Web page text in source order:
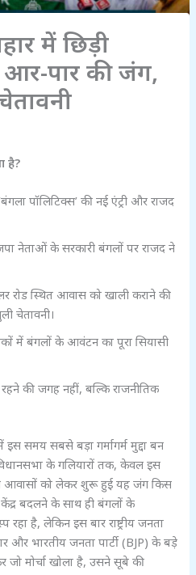
में छिड़ी
आर-पार की जंग,
है?
पॉलिटिक्स’ की नई एंट्री और राजद
नेताओं के सरकारी बंगलों पर राजद ने
रोड स्थित आवास को खाली कराने की
चेतावनी।
में बंगलों के आवंटन का पूरा सियासी
रहने की जगह नहीं, बल्कि राजनीतिक
इस समय सबसे बड़ा गर्मागर्म मुद्दा बन
के गलियारों तक, केवल इस
आवासों को लेकर शुरू हुई यह जंग किस
केंद्र बदलने के साथ ही बंगलों के
है, लेकिन इस बार राष्ट्रीय जनता
और भारतीय जनता पार्टी (BJP) के बड़े
मोर्चा खोला है, उसने सूबे की